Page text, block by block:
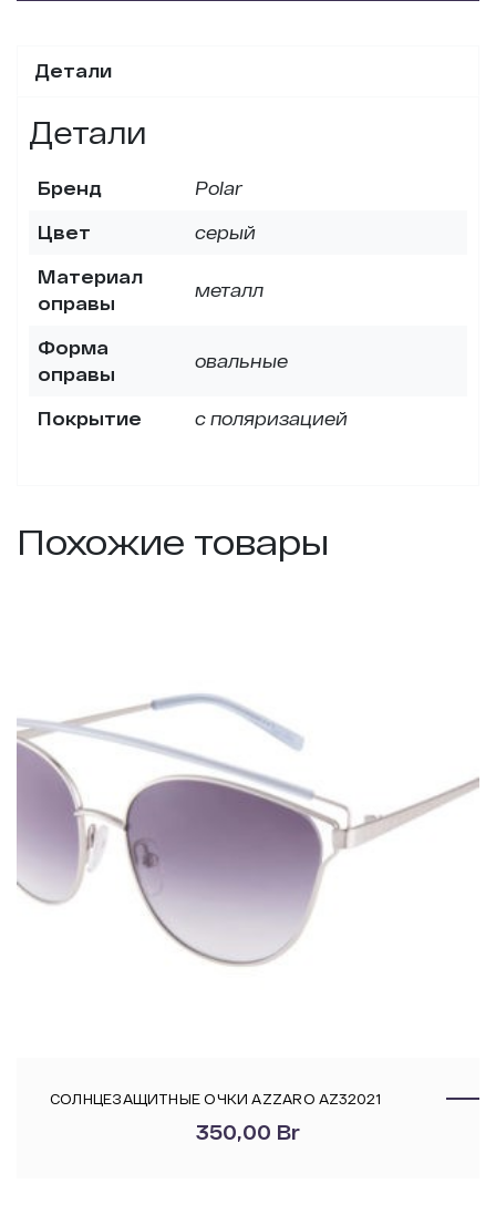
Детали
Детали
Бренд Polar
Цвет серый
Материал
оправы
металл
Форма
оправы
овальные
Покрытие с поляризацией
Похожие товары
СОЛНЦЕЗАЩИТНЫЕ ОЧКИ AZZARO AZ32021
350,00 Br